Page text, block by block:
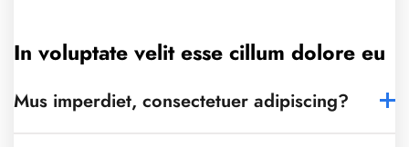
In voluptate velit esse cillum dolore eu
Mus imperdiet, consectetuer adipiscing?